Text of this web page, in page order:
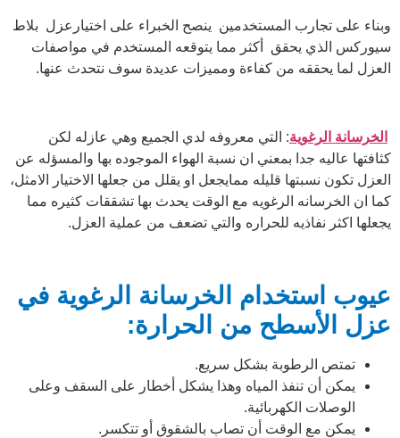
وبناء على تجارب المستخدمين ينصح الخبراء على اختيارعزل بلاط
سيوركس الذي يحقق أكثر مما يتوقعه المستخدم في مواصفات
العزل لما يحققه من كفاءة ومميزات عديدة سوف نتحدث عنها.
الخرسانة الرغوية: التي معروفه لدي الجميع وهي عازله لكن
كثافتها عاليه جدا بمعني ان نسبة الهواء الموجوده بها والمسؤله عن
العزل تكون نسبتها قليله ممايجعل او يقلل من جعلها الاختيار الامثل،
كما ان الخرسانه الرغويه مع الوقت يحدث بها تشققات كثيره مما
يجعلها اكثر نفاذيه للحراره والتي تضعف من عملية العزل.
عيوب استخدام الخرسانة الرغوية في
عزل الأسطح من الحرارة:
تمتص الرطوبة بشكل سريع.
يمكن أن تنفذ المياه وهذا يشكل أخطار على السقف وعلى
الوصلات الكهربائية.
يمكن مع الوقت أن تصاب بالشقوق أو تتكسر.